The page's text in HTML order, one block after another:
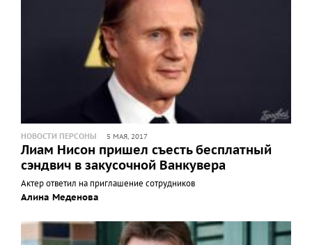
НОВОСТИ ПЕРСОНЫ 5 МАЯ, 2017
Лиам Нисон пришел съесть бесплатный
сэндвич в закусочной Ванкувера
Актер ответил на приглашение сотрудников
Алина Меденова